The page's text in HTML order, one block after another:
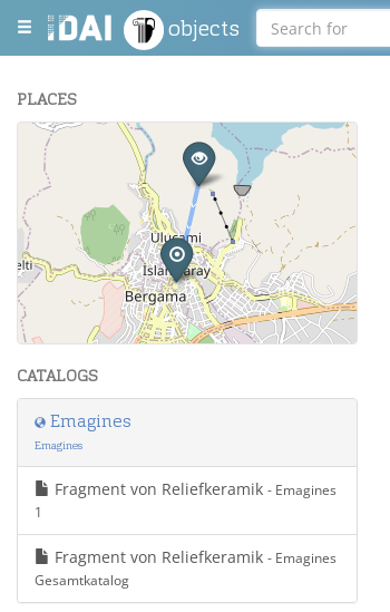
objects
PLACES
+
−
Leaflet| Maps and Data © OpenStreetMap
CATALOGS
Emagines
Emagines
Fragment von Reliefkeramik - Emagines
1
Fragment von Reliefkeramik - Emagines
Gesamtkatalog